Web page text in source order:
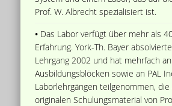
Prof. W. Albrecht spezialisiert ist.
• Das Labor verfügt über mehr als
Erfahrung. York-Th. Bayer
Lehrgang 2002 und hat mehrfach
Ausbildungsblöcken sowie an PAL
Laborlehrgängen teilgenommen,
originalen Schulungsmaterial von